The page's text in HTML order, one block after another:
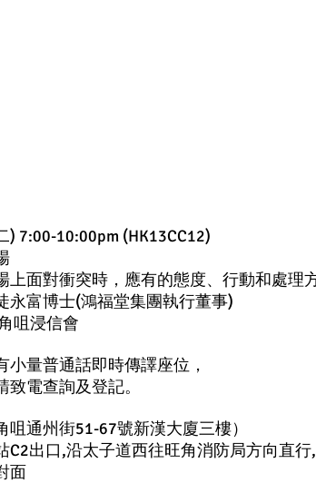
) 7:00-10:00pm (HK13CC12)
上面對衝突時，應有的態度、行動和處理方
永富博士(鴻福堂集團執行董事)
咀浸信會
小量普通話即時傳譯座位，
致電查詢及登記。
咀通州街51-67號新漢大廈三樓）
C2出口,沿太子道西往旺角消防局方向直
面